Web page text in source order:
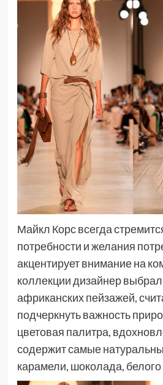
Майкл Корс всегда
потребности и желания
акцентирует внимание на
коллекции дизайнер выбрал
африканских пейзажей,
подчеркнуть важность
цветовая палитра,
содержит самые
карамели, шоколада, белого